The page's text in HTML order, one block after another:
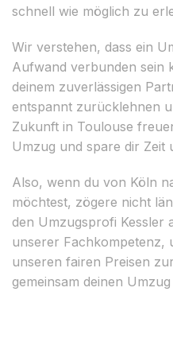
schnell wie möglich zu
Wir verstehen, dass ein
Aufwand verbunden sein
deinem zuverlässigen
entspannt zurücklehnen
Zukunft in Toulouse
Umzug und spare dir Zeit
Also, wenn du von Köln
möchtest, zögere nicht
den Umzugsprofi Kessler
unserer Fachkompetenz,
unseren fairen Preisen
gemeinsam deinen